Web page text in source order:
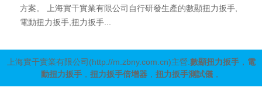
方案。 上海實干實業有限公司自行研發生產的數顯扭力扳手,
電動扭力扳手,扭力扳手...
上海實干實業有限公司 (http://m.zbny.com.cn)主營:數顯扭力扳手， 電
動扭力扳手 ， 扭力扳手倍增器 ， 扭力扳手測試儀 ，